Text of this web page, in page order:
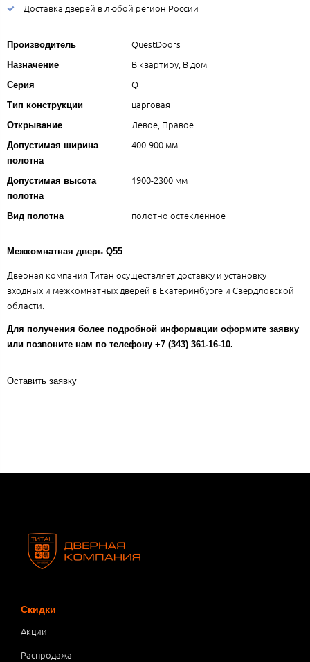
Доставка дверей в любой регион России
Производитель QuestDoors
Назначение В квартиру, В дом
Серия Q
Тип конструкции царговая
Открывание Левое, Правое
Допустимая ширина
полотна
400-900 мм
Допустимая высота
полотна
1900-2300 мм
Вид полотна полотно остекленное
Межкомнатная дверь Q55
Дверная компания Титан осуществляет доставку и установку
входных и межкомнатных дверей в Екатеринбурге и Свердловской
области.
Для получения более подробной информации оформите заявку
или позвоните нам по телефону +7 (343) 361-16-10.
Оставить заявку
Скидки
Акции
Распродажа